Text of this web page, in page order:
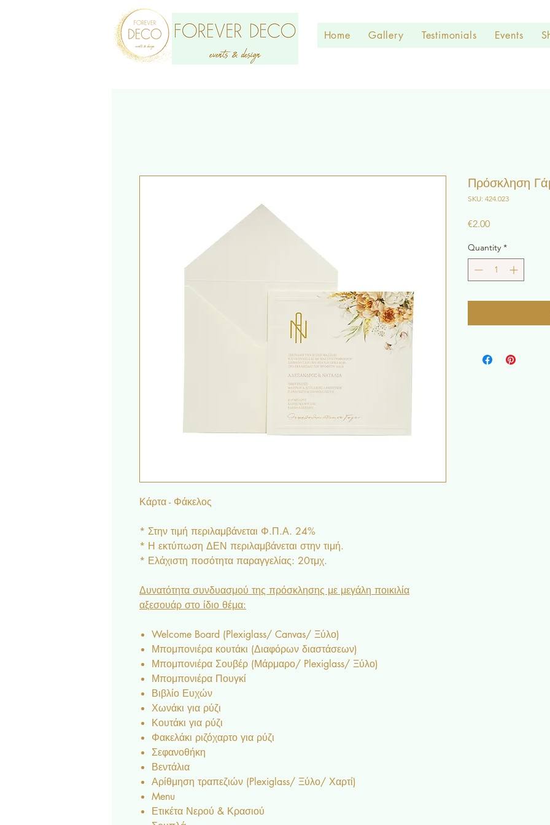
Home Gallery Testimonials Events
Κάρτα - Φάκελος
* Στην τιμή περιλαμβάνεται Φ.Π.Α. 24%
* Η εκτύπωση ΔΕΝ περιλαμβάνεται στην τιμή.
* Ελάχιστη ποσότητα παραγγελίας: 20τμχ.
Δυνατότητα συνδυασμού της πρόσκλησης με μεγάλη ποικιλία
αξεσουάρ στο ίδιο θέμα:
Welcome Board (Plexiglass/ Canvas/ Ξύλο)
Μπομπονιέρα κουτάκι (Διαφόρων διαστάσεων)
Μπομπονιέρα Σουβέρ (Μάρμαρο/ Plexiglass/ Ξύλο)
Μπομπονιέρα Πουγκί
Βιβλίο Ευχών
Χωνάκι για ρύζι
Κουτάκι για ρύζι
Φακελάκι ριζόχαρτο για ρύζι
Σεφανοθήκη
Βεντάλια
Αρίθμηση τραπεζιών (Plexiglass/ Ξύλο/ Χαρτί)
Menu
Ετικέτα Νερού & Κρασιού
Πρόσκληση
SKU: 424.023
€2.00Price
Quantity *